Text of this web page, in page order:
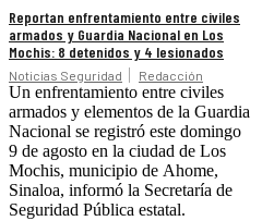
Reportan enfrentamiento entre civiles
armados y Guardia Nacional en Los
Mochis: 8 detenidos y 4 lesionados
Noticias Seguridad Redacción
Un enfrentamiento entre civiles
armados y elementos de la Guardia
Nacional se registró este domingo
9 de agosto en la ciudad de Los
Mochis, municipio de Ahome,
Sinaloa, informó la Secretaría de
Seguridad Pública estatal.